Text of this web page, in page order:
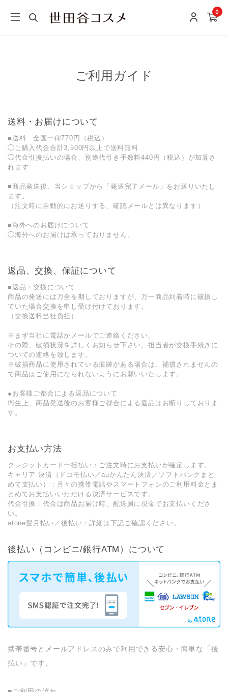
0
ご利用ガイド
送料・お届けについて
■送料 全国一律770円（税込）
◯ご購入代金合計3,500円以上で送料無料
◯代金引換払いの場合、別途代引き手数料440円（税込）が加算さ
れます
■商品発送後、当ショップから「発送完了メール」をお送りいたし
ます。
（注文時に自動的にお送りする、確認メールとは異なります）
■海外へのお届けについて
◯海外へのお届けは承っておりません。
返品、交換、保証について
■返品・交換について
商品の発送には万全を期しておりますが、万一商品到着時に破損し
ていた場合交換を申し受け付けております。
（交換送料当社負担）
※まず当社に電話かメールでご連絡ください。
その際、破損状況を詳しくお知らせ下さい。担当者が交換手続きに
ついての連絡を致します。
※破損商品に使用されている痕跡がある場合は、補償されませんの
で商品はご使用になられないようにお願いいたします。
●お客様ご都合による返品について
衛生上、商品発送後のお客様ご都合による返品はお断りしておりま
す。
お支払い方法
クレジットカード一括払い：ご注文時にお支払いが確定します。
キャリア 決済（ドコモ払い／auかんたん決済／ソフトバンクまと
めて支払い）：月々の携帯電話やスマートフォンのご利用料金とま
とめてお支払いいただける決済サービスです。
代金引換：代金は商品お届け時、配送員に現金でお支払いくださ
い。
atone翌月払い／後払い：詳細は下記ご確認ください。
後払い（コンビニ/銀行ATM）について
携帯番号とメールアドレスのみで利用できる安心・簡単な「後
払い」です。